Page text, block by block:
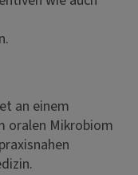
an einem
oralen Mikrobiom